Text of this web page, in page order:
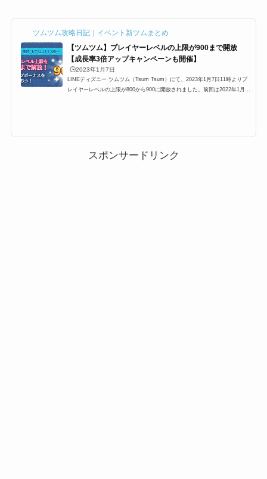
ツムツム攻略日記｜イベント新ツムまとめ
【ツムツム】プレイヤーレベルの上限が900まで開放
【成長率3倍アップキャンペーンも開催】
🕒️2023年1月7日
LINEディズニー ツムツム（Tsum Tsum）にて、2023年1月7日11時よりプ
レイヤーレベルの上限が800から900に開放されました。前回は2022年1月だ
0に上がります、前回のレベル上限...
スポンサードリンク